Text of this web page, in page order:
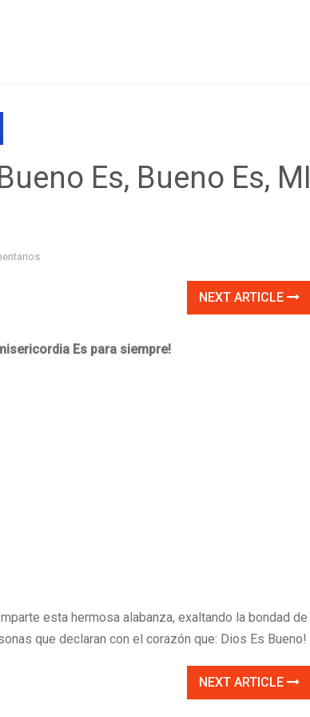
Es, Bueno Es, MI
NEXT ARTICLE
Es para siempre!
esta hermosa alabanza, exaltando la bondad de
que declaran con el corazón que: Dios Es Bueno!
NEXT ARTICLE